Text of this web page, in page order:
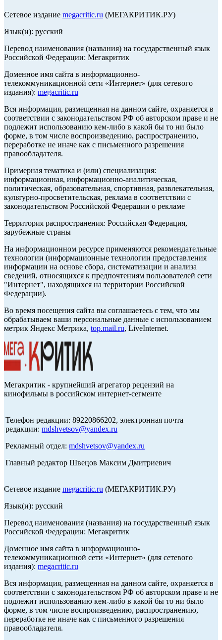
Сетевое издание megacritic.ru (МЕГАКРИТИК.РУ)
Язык(и): русский
Перевод наименования (названия) на государственный язык
Российской Федерации: Мегакритик
Доменное имя сайта в информационно-
телекоммуникационной сети «Интернет» (для сетевого
издания): megacritic.ru
Вся информация, размещенная на данном сайте, охраняется в
соответствии с законодательством РФ об авторском праве и не
подлежит использованию кем-либо в какой бы то ни было
форме, в том числе воспроизведению, распространению,
переработке не иначе как с письменного разрешения
правообладателя.
Примерная тематика и (или) специализация:
информационная, информационно-аналитическая,
политическая, образовательная, спортивная, развлекательная,
культурно-просветительская, реклама в соответствии с
законодательством Российской Федерации о рекламе
Территория распространения: Российская Федерация,
зарубежные страны
На информационном ресурсе применяются рекомендательные
технологии (информационные технологии предоставления
информации на основе сбора, систематизации и анализа
сведений, относящихся к предпочтениям пользователей сети
"Интернет", находящихся на территории Российской
Федерации).
Во время посещения сайта вы соглашаетесь с тем, что мы
обрабатываем ваши персональные данные с использованием
метрик Яндекс Метрика, top.mail.ru, LiveInternet.
Мегакритик - крупнейший агрегатор рецензий на
кинофильмы в российском интернет-сегменте
Телефон редакции: 89220866202, электронная почта
редакции: mdshvetsov@yandex.ru
Рекламный отдел: mdshvetsov@yandex.ru
Главный редактор Швецов Максим Дмитриевич
Сетевое издание megacritic.ru (МЕГАКРИТИК.РУ)
Язык(и): русский
Перевод наименования (названия) на государственный язык
Российской Федерации: Мегакритик
Доменное имя сайта в информационно-
телекоммуникационной сети «Интернет» (для сетевого
издания): megacritic.ru
Вся информация, размещенная на данном сайте, охраняется в
соответствии с законодательством РФ об авторском праве и не
подлежит использованию кем-либо в какой бы то ни было
форме, в том числе воспроизведению, распространению,
переработке не иначе как с письменного разрешения
правообладателя.